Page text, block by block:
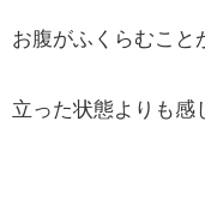
お腹がふくらむこと
立った状態よりも感